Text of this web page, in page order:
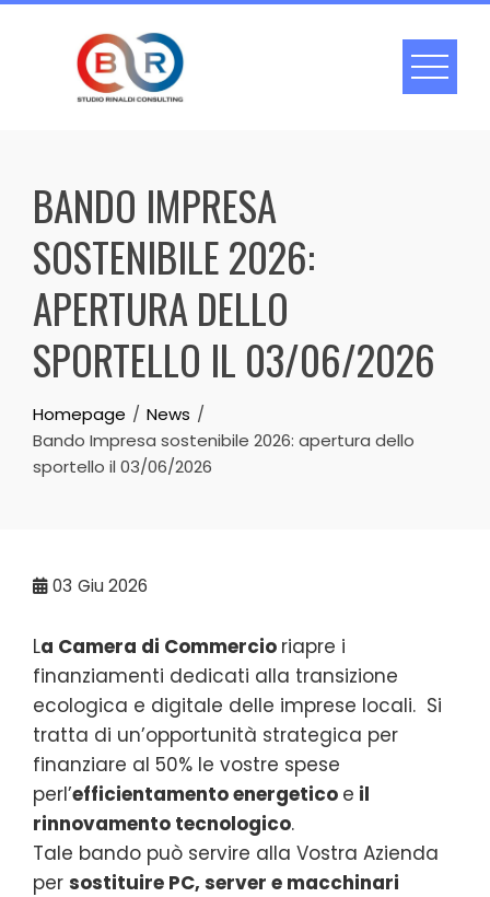
Skip
BANDO IMPRESA
SOSTENIBILE 2026:
APERTURA DELLO
SPORTELLO IL 03/06/2026
Homepage
News
Bando Impresa sostenibile 2026: apertura dello
sportello il 03/06/2026
03 Giu 2026
La Camera di Commercio riapre i
finanziamenti dedicati alla transizione
ecologica e digitale delle imprese locali. Si
tratta di un’opportunità strategica per
finanziare al 50% le vostre spese
perl’efficientamento energetico e il
rinnovamento tecnologico.
Tale bando può servire alla Vostra Azienda
per sostituire PC, server e macchinari